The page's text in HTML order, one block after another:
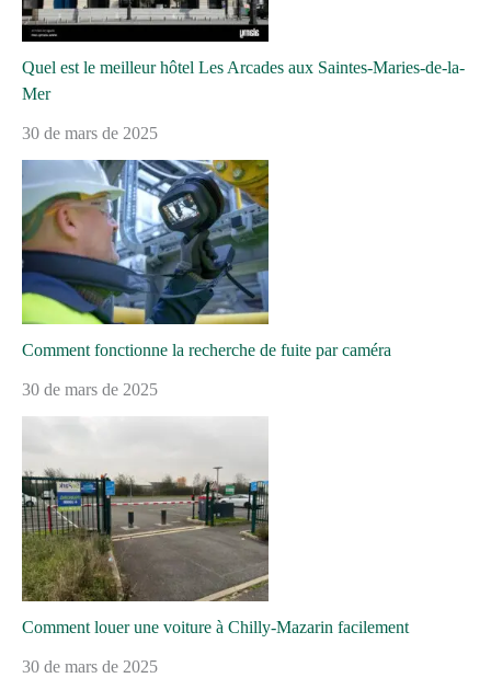
Quel est le meilleur hôtel Les Arcades aux Saintes-Maries-de-la-
Mer
30 de mars de 2025
Comment fonctionne la recherche de fuite par caméra
30 de mars de 2025
Comment louer une voiture à Chilly-Mazarin facilement
30 de mars de 2025